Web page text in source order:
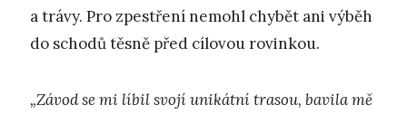
a trávy. Pro zpestření nemohl chybět ani výběh
do schodů těsně před cílovou rovinkou.
„Závod se mi líbil svojí unikátní trasou, bavila mě